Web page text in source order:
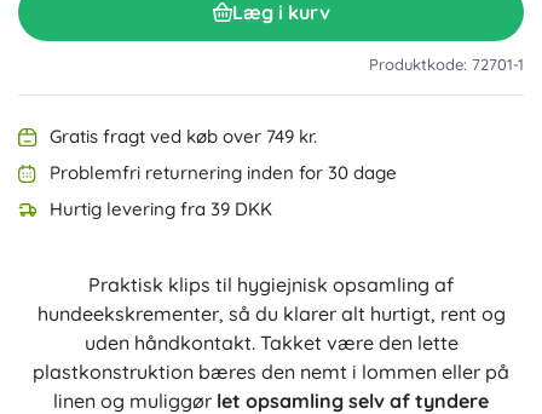
Læg i kurv
Produktkode: 72701-1
Gratis fragt ved køb over 749 kr.
Problemfri returnering inden for 30 dage
Hurtig levering fra 39 DKK
Praktisk klips til hygiejnisk opsamling af
hundeekskrementer, så du klarer alt hurtigt, rent og
uden håndkontakt. Takket være den lette
plastkonstruktion bæres den nemt i lommen eller på
linen og muliggør let opsamling selv af tyndere